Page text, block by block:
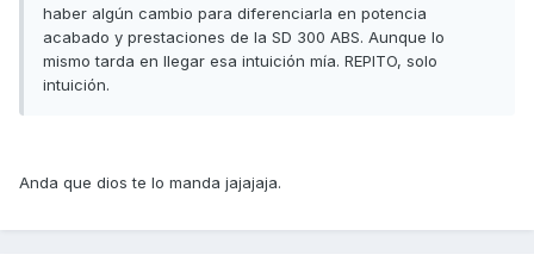
haber algún cambio para diferenciarla en potencia
acabado y prestaciones de la SD 300 ABS. Aunque lo
mismo tarda en llegar esa intuición mía. REPITO, solo
intuición.
Anda que dios te lo manda jajajaja.